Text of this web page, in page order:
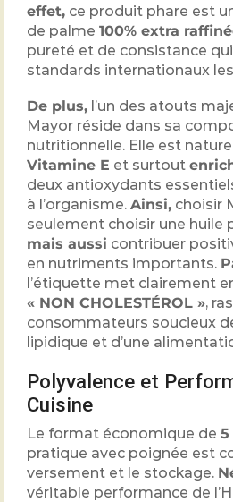
effet, ce produit phare est
de palme 100% extra
pureté et de consistance
standards internationaux
De plus, l’un des atouts
Mayor réside dans sa
nutritionnelle. Elle est
Vitamine E et surtout
deux antioxydants
à l’organisme. Ainsi, choisir
seulement choisir une huile
mais aussi contribuer
en nutriments importants.
l’étiquette met clairement
« NON CHOLESTÉROL »,
consommateurs soucieux
lipidique et d’une
Polyvalence et
Cuisine
Le format économique de 5
pratique avec poignée est
versement et le stockage.
véritable performance de